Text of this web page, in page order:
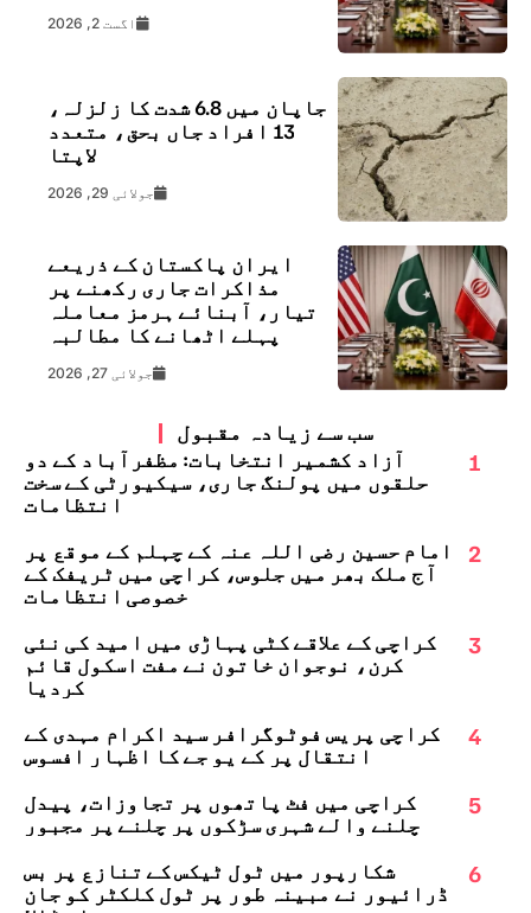
اگست 2, 2026
جاپان میں 6.8 شدت کا زلزلہ،
13 افراد جاں بحق، متعدد
لاپتا
جولائی 29, 2026
ایران پاکستان کے ذریعے
مذاکرات جاری رکھنے پر
تیار، آبنائے ہرمز معاملہ
پہلے اٹھانے کا مطالبہ
جولائی 27, 2026
سب سے زیادہ مقبول
1
آزاد کشمیر انتخابات: مظفرآباد کے دو
حلقوں میں پولنگ جاری، سیکیورٹی کے سخت
انتظامات
2
امام حسین رضی اللہ عنہ کے چہلم کے موقع پر
آج ملک بھر میں جلوس، کراچی میں ٹریفک کے
خصوصی انتظامات
3
کراچی کے علاقے کٹی پہاڑی میں امید کی نئی
کرن، نوجوان خاتون نے مفت اسکول قائم
کردیا
4
کراچی پریس فوٹوگرافر سید اکرام مہدی کے
انتقال پر کے یو جے کا اظہارِ افسوس
5
کراچی میں فٹ پاتھوں پر تجاوزات، پیدل
چلنے والے شہری سڑکوں پر چلنے پر مجبور
6
شکارپور میں ٹول ٹیکس کے تنازع پر بس
ڈرائیور نے مبینہ طور پر ٹول کلکٹر کو جان